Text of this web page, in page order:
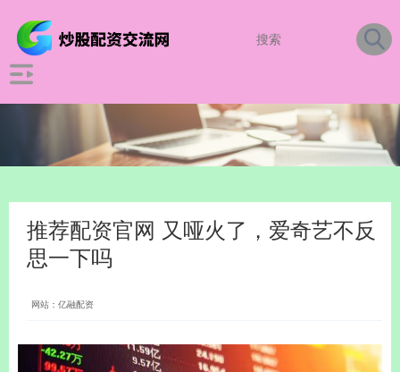
推荐配资官网 又哑火了，爱奇艺不反
思一下吗
网站：亿融配资